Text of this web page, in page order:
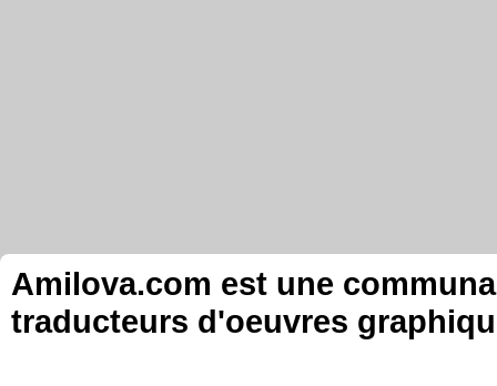
Amilova.com est une
traducteurs d'oeuvres